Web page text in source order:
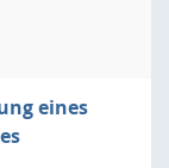
eines